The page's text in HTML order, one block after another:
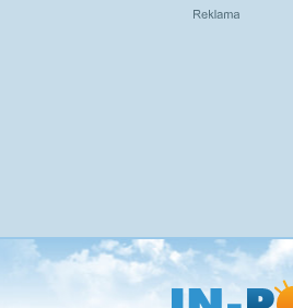
Přejít
na
hlavní
obsah